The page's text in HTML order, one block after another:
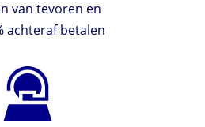
van tevoren en
achteraf betalen